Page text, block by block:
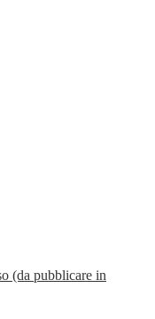
(da pubblicare in